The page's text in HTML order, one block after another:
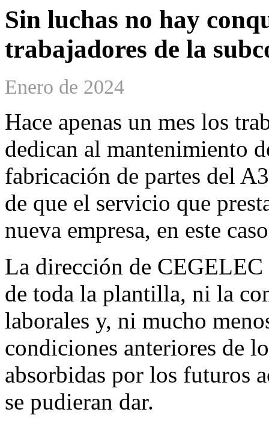
Sin luchas no hay
trabajadores de la
Enero de 2024
Hace apenas un mes los
dedican al mantenimiento
fabricación de partes del
de que el servicio que
nueva empresa, en este
La dirección de
de toda la plantilla, ni la
laborales y, ni mucho
condiciones anteriores de
absorbidas por los futuros
se pudieran dar.